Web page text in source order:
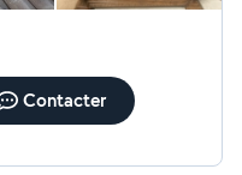
Contacter